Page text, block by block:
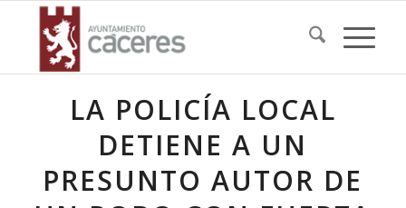
LA POLICÍA LOCAL
DETIENE A UN
PRESUNTO AUTOR DE